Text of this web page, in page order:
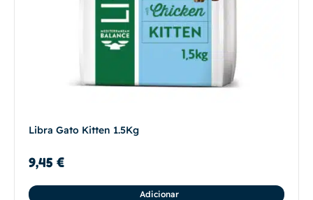
Libra Gato Kitten 1.5Kg
9,45 €
Adicionar